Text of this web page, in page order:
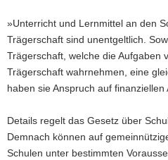
d
e
N
a
v
g
a
t
n
»Unterricht und Lernmittel an den
Trägerschaft sind unentgeltlich.
Trägerschaft, welche die Aufgaben
Trägerschaft wahrnehmen, eine
haben sie Anspruch auf finanziellen
Details regelt das Gesetz über
Demnach können auf
Schulen unter bestimmten